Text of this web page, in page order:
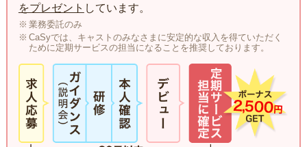
をプレゼント しています。
業務委託のみ
CaSyでは、キャストのみなさまに安定的な収入を得ていただく
ために定期サービスの担当になることを推奨しております。